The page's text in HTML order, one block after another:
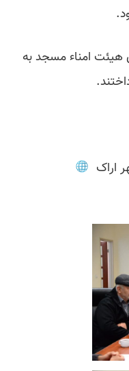
هیئت امناء مسجد به
اراک